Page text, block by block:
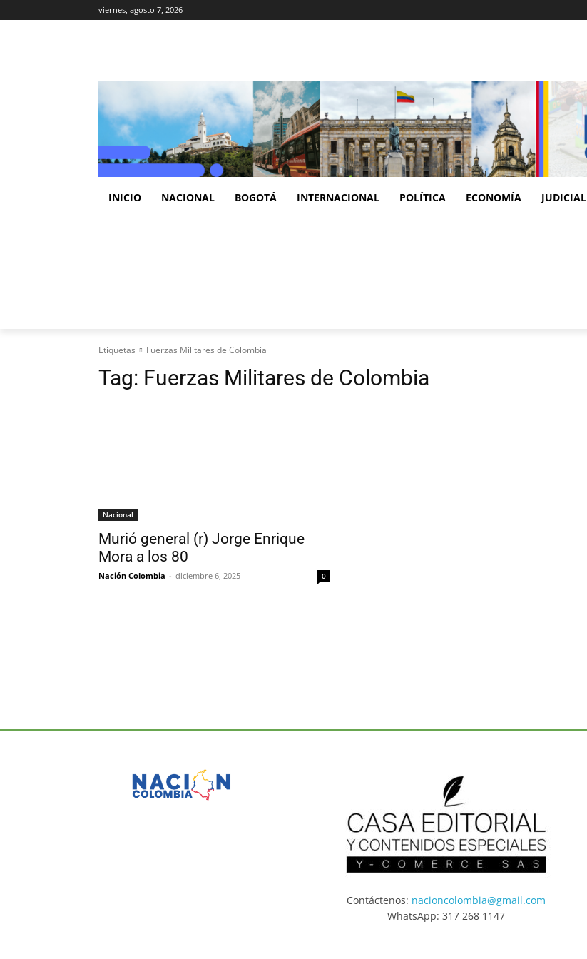
viernes, agosto 7, 2026
INICIO NACIONAL BOGOTÁ INTERNACIONAL POLÍTICA ECONOMÍA JUDICIAL
Etiquetas Fuerzas Militares de Colombia
Tag: Fuerzas Militares de Colombia
Nacional
Murió general (r) Jorge Enrique
Mora a los 80
Nación Colombia - diciembre 6, 2025 0
Contáctenos: nacioncolombia@gmail.com
WhatsApp: 317 268 1147